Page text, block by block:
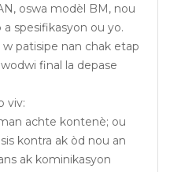
oswa modèl BM, nou
spesifikasyon ou yo.
patisipe nan chak etap
final la depase
viv:
achte kontenè; ou
kontra ak òd nou an
ak kominikasyon